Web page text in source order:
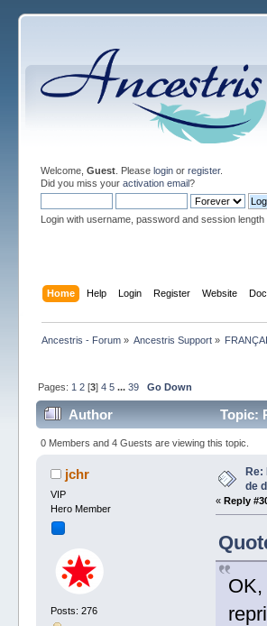
Welcome, Guest. Please loginor register.
Did you miss your activation email?
Login with username, password and session length
Home Help Login Register Website
Ancestris - Forum» Ancestris Support »
Pages: 1 2[3] 4 5 ... 39 Go Down
Author Topic:
0 Members and 4 Guests are viewing this topic.
jchr
VIP
Hero Member
Posts: 276
Re:
de
«Reply